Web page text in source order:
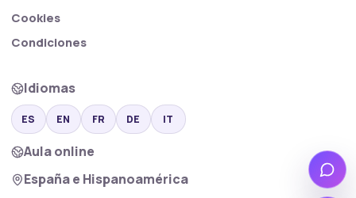
Cookies
Condiciones
Idiomas
ES EN FR DE IT
Aula online
España e Hispanoamérica